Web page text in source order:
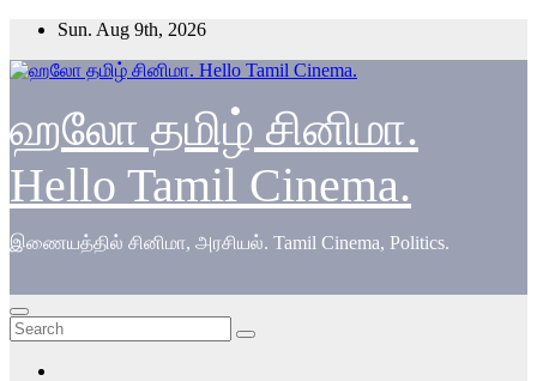
Skip
content
Sun. Aug 9th, 2026
ஹலோ தமிழ் சினிமா.
Hello Tamil Cinema.
இணையத்தில் சினிமா, அரசியல். Tamil Cinema, Politics.